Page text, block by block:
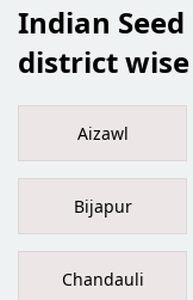
Indian
district wise
Aizawl
Bijapur
Chandauli